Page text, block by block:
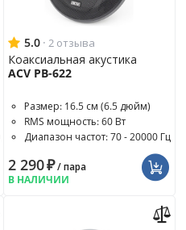
5.0 · 2 отзыва
Коаксиальная акустика
ACV PB-622
Размер: 16.5 см (6.5 дюйм)
RMS мощность: 60 Вт
Диапазон частот: 70 - 20000 Гц
2 290₽/ пара
В НАЛИЧИИ